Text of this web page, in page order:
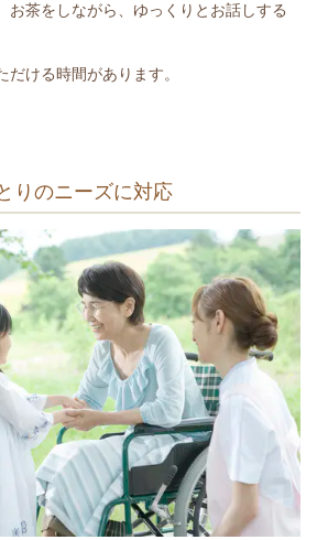
お茶をしながら、ゆっくりとお話しする
ける時間があります。
りのニーズに対応